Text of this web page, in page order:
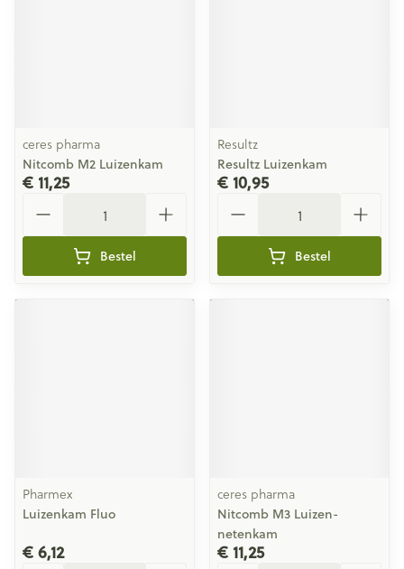
ceres pharma
Nitcomb M2 Luizenkam
€ 11,25
Bestel
Resultz
Resultz Luizenkam
€ 10,95
Bestel
Pharmex
Luizenkam Fluo
€ 6,12
ceres pharma
Nitcomb M3 Luizen-
netenkam
€ 11,25